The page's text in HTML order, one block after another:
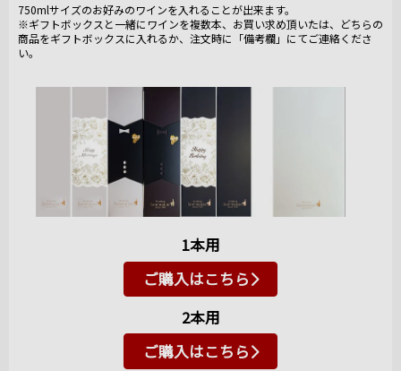
750mlサイズのお好みのワインを入れることが出来ます。
※ギフトボックスと一緒にワインを複数本、お買い求め頂いたは、どちらの
商品をギフトボックスに入れるか、注文時に「備考欄」にてご連絡くださ
い。
1本用
ご購入はこちら
2本用
ご購入はこちら